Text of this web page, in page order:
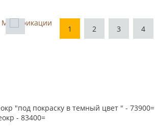
Модификации
1 2 3 4
"под покраску в темный цвет " - 73900=
- 83400=